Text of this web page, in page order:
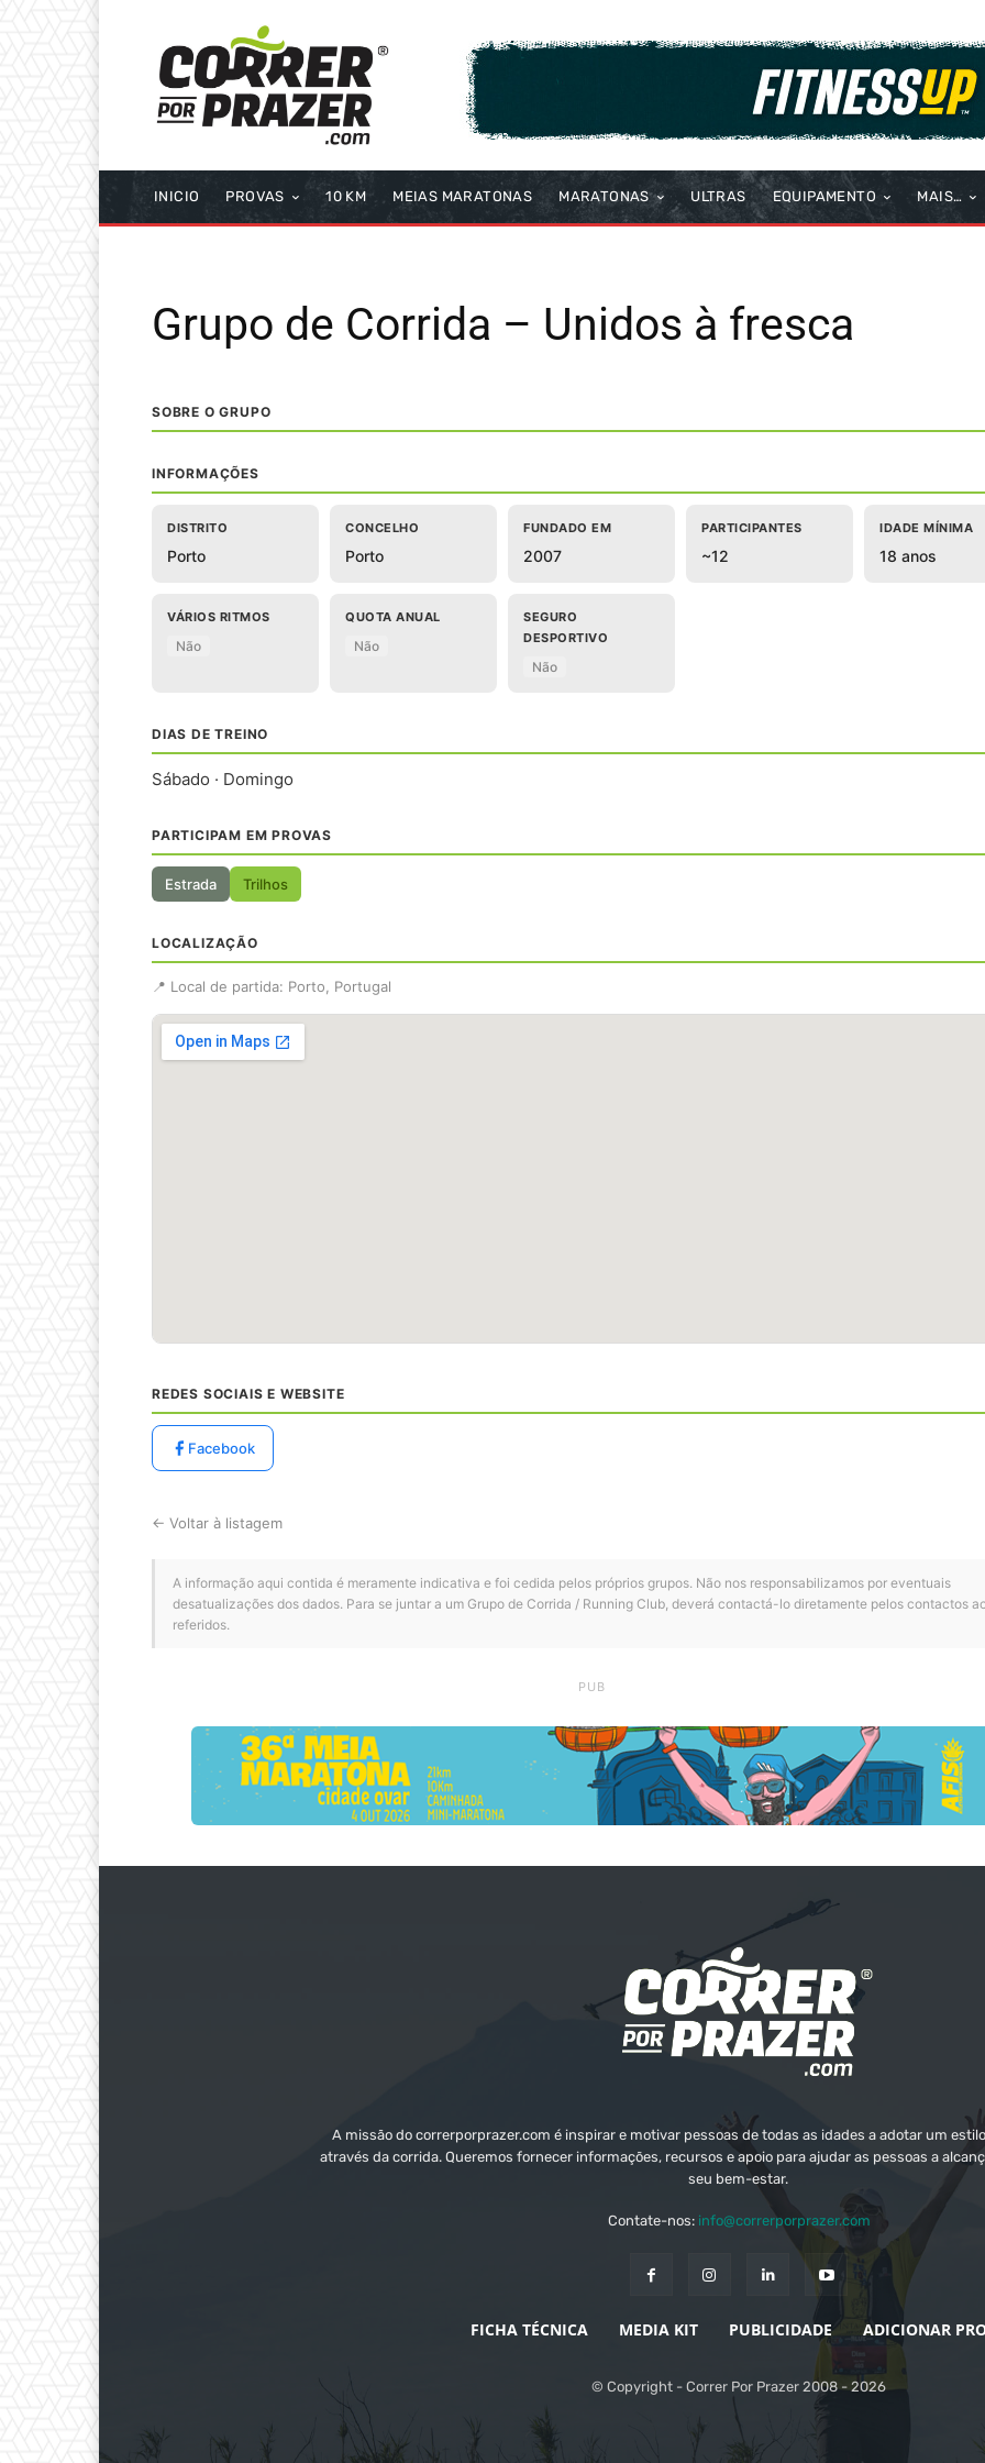
INICIO PROVAS 10 KM MEIAS MARATONAS MARATONAS ULTRAS EQUIPAMENTO MAIS…
Grupo de Corrida – Unidos à fresca
SOBRE O GRUPO
INFORMAÇÕES
DISTRITO
Porto
CONCELHO
Porto
FUNDADO EM
2007
PARTICIPANTES
~12
IDADE MÍNIMA
18 anos
VÁRIOS RITMOS
Não
QUOTA ANUAL
Não
SEGURO
DESPORTIVO
Não
DIAS DE TREINO
Sábado · Domingo
PARTICIPAM EM PROVAS
Estrada Trilhos
LOCALIZAÇÃO
📍 Local de partida: Porto, Portugal
REDES SOCIAIS E WEBSITE
Facebook
← Voltar à listagem
A informação aqui contida é meramente indicativa e foi cedida pelos próprios grupos. Não nos responsabilizamos por eventuais
desatualizações dos dados. Para se juntar a um Grupo de Corrida / Running Club, deverá contactá-lo diretamente pelos contactos
referidos.
PUB
A missão do correrporprazer.com é inspirar e motivar pessoas de todas as idades a adotar um
através da corrida. Queremos fornecer informações, recursos e apoio para ajudar as pessoas a
seu bem-estar.
Contate-nos: info@correrporprazer.com
FICHA TÉCNICA MEDIA KIT PUBLICIDADE ADICIONAR
© Copyright - Correr Por Prazer 2008 - 2026